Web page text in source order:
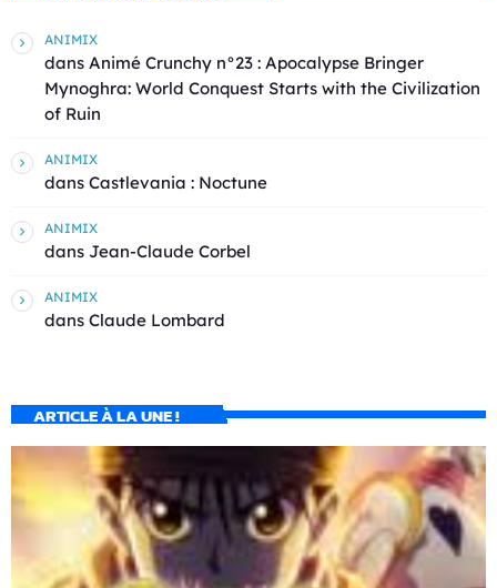
ANIMIX
dans Animé Crunchy n°23 : Apocalypse Bringer
Mynoghra: World Conquest Starts with the Civilization
of Ruin
ANIMIX
dans Castlevania : Noctune
ANIMIX
dans Jean-Claude Corbel
ANIMIX
dans Claude Lombard
ARTICLE À LA UNE !